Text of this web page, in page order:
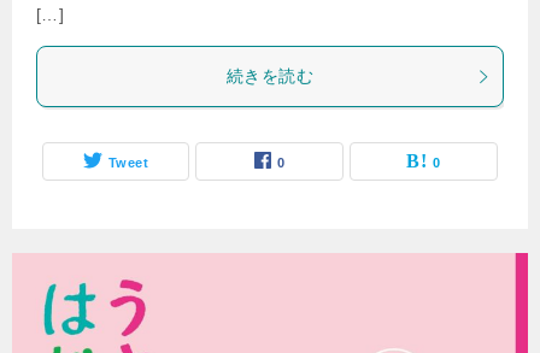
[…]
続きを読む
Tweet 0 0